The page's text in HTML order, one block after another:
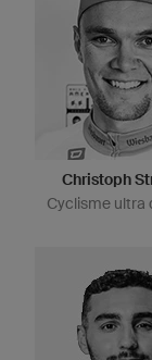
Christoph
Cyclisme ultra